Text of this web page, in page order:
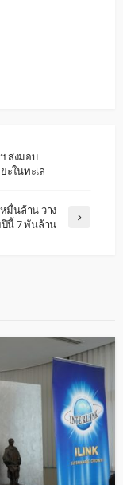
ส่งมอบ
ในทะเล
มื่นล้าน วาง
ปีนี้ 7 พันล้าน